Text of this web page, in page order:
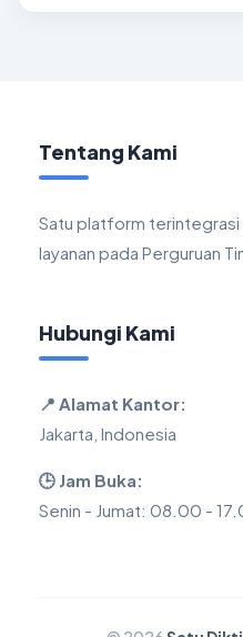
Tentang Kami
Satu platform
layanan pada Perguruan
Hubungi Kami
📍 Alamat Kantor:
Jakarta, Indonesia
🕒 Jam Buka:
Senin - Jumat: 08.00 -